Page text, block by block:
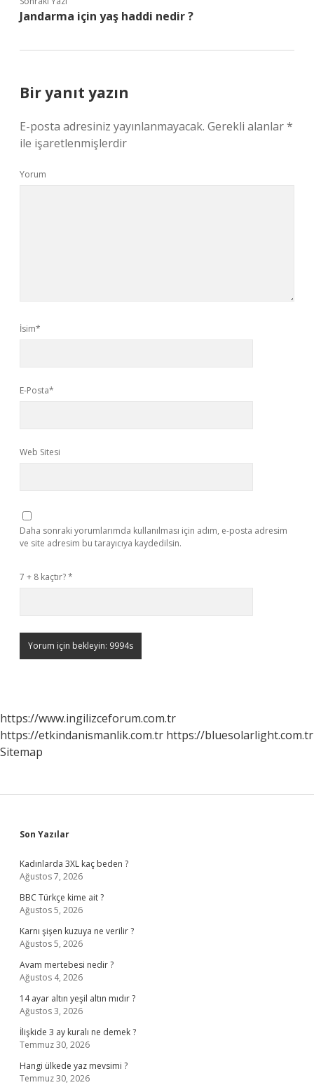
Jandarma için yaş haddi nedir ?
Bir yanıt yazın
E-posta adresiniz yayınlanmayacak. Gerekli alanlar*
ile işaretlenmişlerdir
Yorum
İsim*
E-Posta*
Web Sitesi
Daha sonraki yorumlarımda kullanılması için adım, e-posta adresim
ve site adresim bu tarayıcıya kaydedilsin.
7 + 8 kaçtır?*
https://www.ingilizceforum.com.tr
https://etkindanismanlik.com.tr https://bluesolarlight.com.tr
Sitemap
Sidebar
Son Yazılar
Kadınlarda 3XL kaç beden ?
Ağustos 7, 2026
BBC Türkçe kime ait ?
Ağustos 5, 2026
Karnı şişen kuzuya ne verilir ?
Ağustos 5, 2026
Avam mertebesi nedir ?
Ağustos 4, 2026
14 ayar altın yeşil altın mıdır ?
Ağustos 3, 2026
İlişkide 3 ay kuralı ne demek ?
Temmuz 30, 2026
Hangi ülkede yaz mevsimi ?
Temmuz 30, 2026